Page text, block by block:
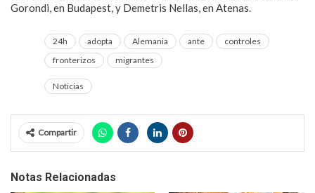
Gorondi, en Budapest, y Demetris Nellas, en Atenas.
24h adopta Alemania ante
controles
fronterizos
migrantes
Noticias
Compartir
Notas Relacionadas